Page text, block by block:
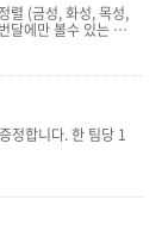
렬 (금성, 화성, 목성,
달에만 볼수 있는 행
정합니다. 한 팀당 1